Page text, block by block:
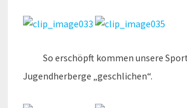
So erschöpft kommen unsere
Jugendherberge „geschlichen“.